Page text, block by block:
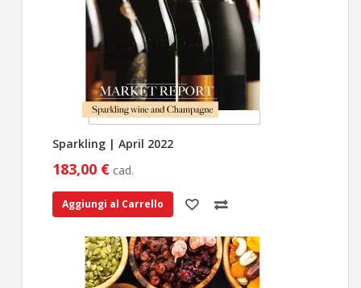
Sparkling | April 2022
183,00 € cad.
Aggiungi al Carrello